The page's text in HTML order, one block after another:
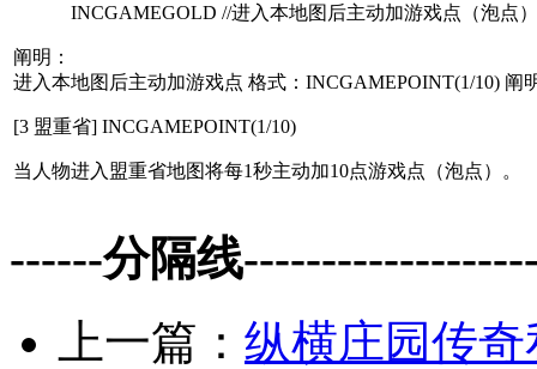
INCGAMEGOLD //进入本地图后主动加游戏点（泡点）
阐明：
进入本地图后主动加游戏点 格式：INCGAMEPOINT(1/10)
[3 盟重省] INCGAMEPOINT(1/10)
当人物进入盟重省地图将每1秒主动加10点游戏点（泡点）。
------分隔线
上一篇： 纵横庄园传